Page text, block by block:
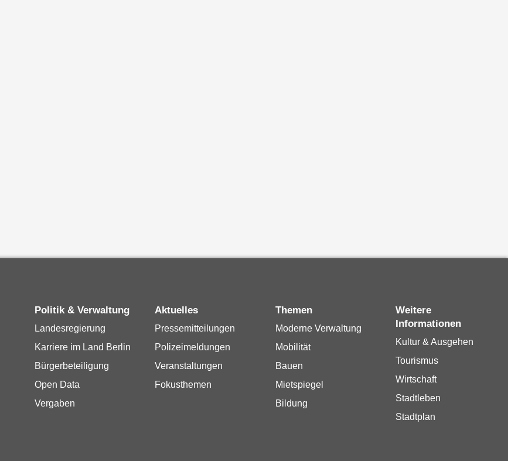
Politik & Verwaltung
Landesregierung
Karriere im Land Berlin
Bürgerbeteiligung
Open Data
Vergaben
Aktuelles
Pressemitteilungen
Polizeimeldungen
Veranstaltungen
Fokusthemen
Themen
Moderne Verwaltung
Mobilität
Bauen
Mietspiegel
Bildung
Weitere
Informationen
Kultur & Ausgehen
Tourismus
Wirtschaft
Stadtleben
Stadtplan